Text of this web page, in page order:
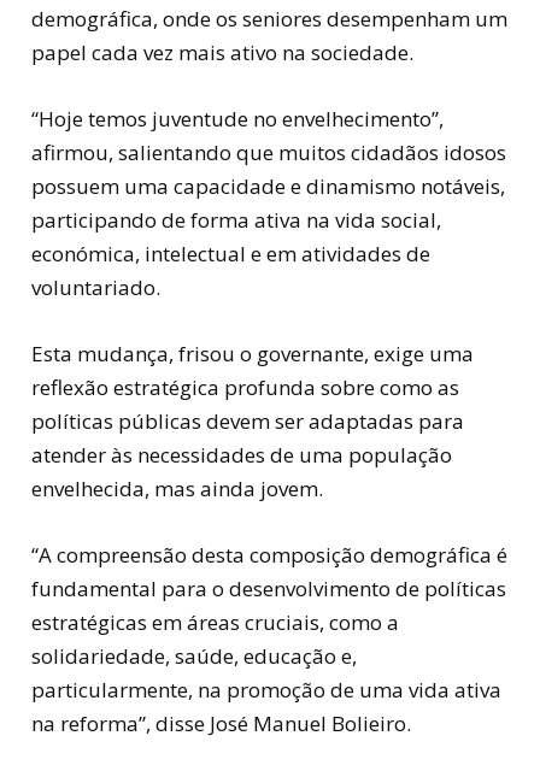
demográfica, onde os seniores desempenham um
papel cada vez mais ativo na sociedade.
“Hoje temos juventude no envelhecimento”,
afirmou, salientando que muitos cidadãos idosos
possuem uma capacidade e dinamismo notáveis,
participando de forma ativa na vida social,
económica, intelectual e em atividades de
voluntariado.
Esta mudança, frisou o governante, exige uma
reflexão estratégica profunda sobre como as
políticas públicas devem ser adaptadas para
atender às necessidades de uma população
envelhecida, mas ainda jovem.
“A compreensão desta composição demográfica é
fundamental para o desenvolvimento de políticas
estratégicas em áreas cruciais, como a
solidariedade, saúde, educação e,
particularmente, na promoção de uma vida ativa
na reforma”, disse José Manuel Bolieiro.